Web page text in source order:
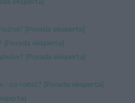
[Porada eksperta]
[Porada eksperta]
[Porada eksperta]
- co robić? [Porada eksperta]